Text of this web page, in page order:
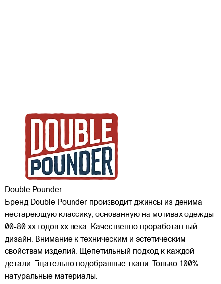
Double Pounder
Бренд Double Pounder производит джинсы из денима -
нестареющую классику, основанную на мотивах одежды
00-80 хх годов xx века. Качественно проработанный
дизайн. Внимание к техническим и эстетическим
свойствам изделий. Щепетильный подход к каждой
детали. Тщательно подобранные ткани. Только 100%
натуральные материалы.